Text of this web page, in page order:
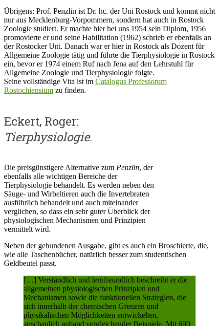
Übrigens: Prof. Penzlin ist Dr. hc. der Uni Rostock und kommt nicht
nur aus Mecklenburg-Vorpommern, sondern hat auch in Rostock
Zoologie studiert. Er machte hier bei uns 1954 sein Diplom, 1956
promovierte er und seine Habilitation (1962) schrieb er ebenfalls an
der Rostocker Uni. Danach war er hier in Rostock als Dozent für
Allgemeine Zoologie tätig und führte die Tierphysiologie in Rostock
ein, bevor er 1974 einem Ruf nach Jena auf den Lehrstuhl für
Allgemeine Zoologie und Tierphysiologie folgte.
Seine vollständige Vita ist im Catalogus Professorum
Rostochiensium zu finden.
Eckert, Roger:
Tierphysiologie.
Die preisgünstigere Alternative zum Penzlin, der
ebenfalls alle wichtigen Bereiche der
Tierphysiologie behandelt. Es werden neben den
Säuge- und Wirbeltieren auch die Invertebraten
ausführlich behandelt und auch miteinander
verglichen, so dass ein sehr guter Überblick der
physiologischen Mechanismen und Prinzipien
vermittelt wird.
Neben der gebundenen Ausgabe, gibt es auch ein Broschierte, die,
wie alle Taschenbücher, natürlich besser zum studentischen
Geldbeutel passt.
[…] Verständlich und lernfreundlich beschreibt er die
allgemeinen physiologischen Prinzipien und
Mechanismen sowie die funktionellen Strategien, die
sich innerhalb der chemischen Grenzen und
physikalischen Möglichkeiten entwickelten,
anschaulich anhand vergleichender Beispiele. Mit 690